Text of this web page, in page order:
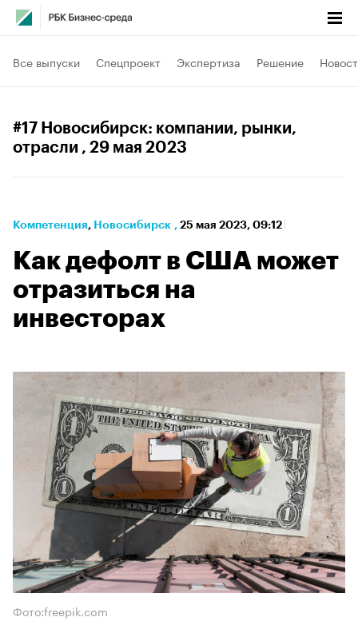
Все выпуски Спецпроект Экспертиза Решение
#17 Новосибирск: компании, рынки,
отрасли , 29 мая 2023
Компетенция⁠, Новосибирск , 25 мая 2023, 09:12
Как дефолт в США может
отразиться на
инвесторах
Фото:freepik.com